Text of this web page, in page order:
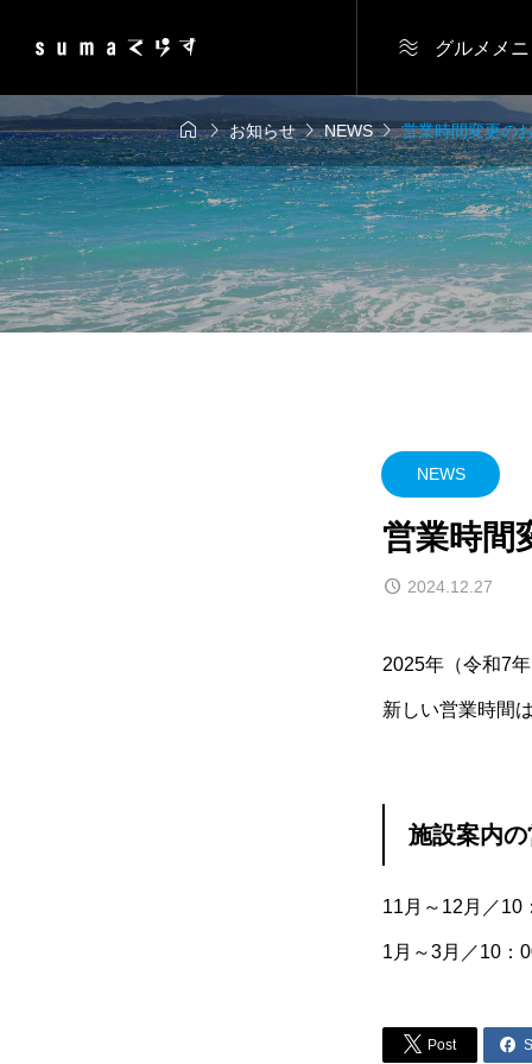
 グルメメ
お知らせNEWS営業時間変更の
NEWS
営業時間
2024.12.27
2025年（令和7
新しい営業時間
施設案内
11月～12月／10
1月～3月／10：
 Post 